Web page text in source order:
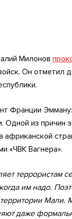
Милонов
Он отметил
Франции
Одной из
африканской
«ЧВК Вагнера».
террористам
им надо.
даже